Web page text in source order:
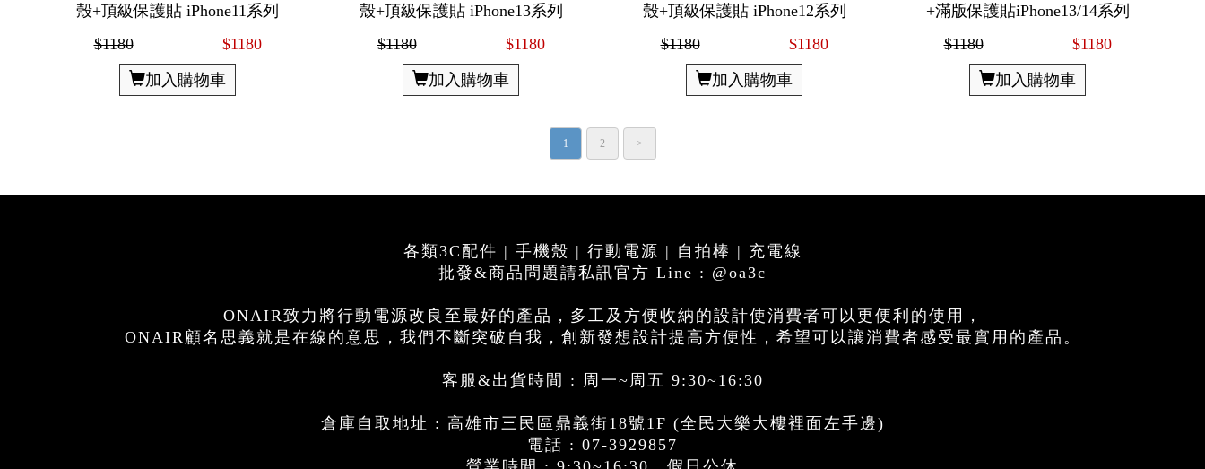
殼+頂級保護貼 iPhone11系列
$1180
$1180
加入購物車
殼+頂級保護貼 iPhone13系列
$1180
$1180
加入購物車
殼+頂級保護貼 iPhone12系列
$1180
$1180
加入購物車
+滿版保護貼iPhone13/14系列
$1180
$1180
加入購物車
1 2 >
各類3C配件 | 手機殼 | 行動電源 | 自拍棒 | 充電線
批發&商品問題請私訊官方 Line : @oa3c
ONAIR致力將行動電源改良至最好的產品，多工及方便收納的設計使消費者可以更便利的使用，
ONAIR顧名思義就是在線的意思，我們不斷突破自我，創新發想設計提高方便性，希望可以讓消費者感受最實用的產品。
客服&出貨時間 : 周一~周五 9:30~16:30
倉庫自取地址 : 高雄市三民區鼎義街18號1F (全民大樂大樓裡面左手邊)
電話 : 07-3929857